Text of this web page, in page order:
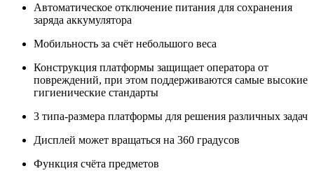
Автоматическое отключение питания для сохранения
заряда аккумулятора
Мобильность за счёт небольшого веса
Конструкция платформы защищает оператора от
повреждений, при этом поддерживаются самые высокие
гигиенические стандарты
3 типа-размера платформы для решения различных задач
Дисплей может вращаться на 360 градусов
Функция счёта предметов